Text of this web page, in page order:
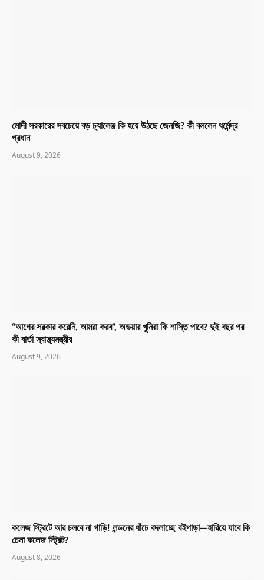
মোদী সরকারের সবচেয়ে বড় চ্যালেঞ্জ কি হয়ে উঠছে জেনজি? কী বললেন ধর্মেন্দ্র
প্রধান
August 9, 2026
“আগের সরকার করেনি, আমরা করব”, অভয়ার খুনিরা কি শাস্তি পাবে? দুই বছর পর
কী বার্তা স্বাস্থ্যমন্ত্রীর
August 9, 2026
কলেজ স্ট্রিটে আর চলবে না গাড়ি! লন্ডনের ধাঁচে বদলাচ্ছে বইপাড়া—হারিয়ে যাবে কি
চেনা কলেজ স্ট্রিট?
August 8, 2026